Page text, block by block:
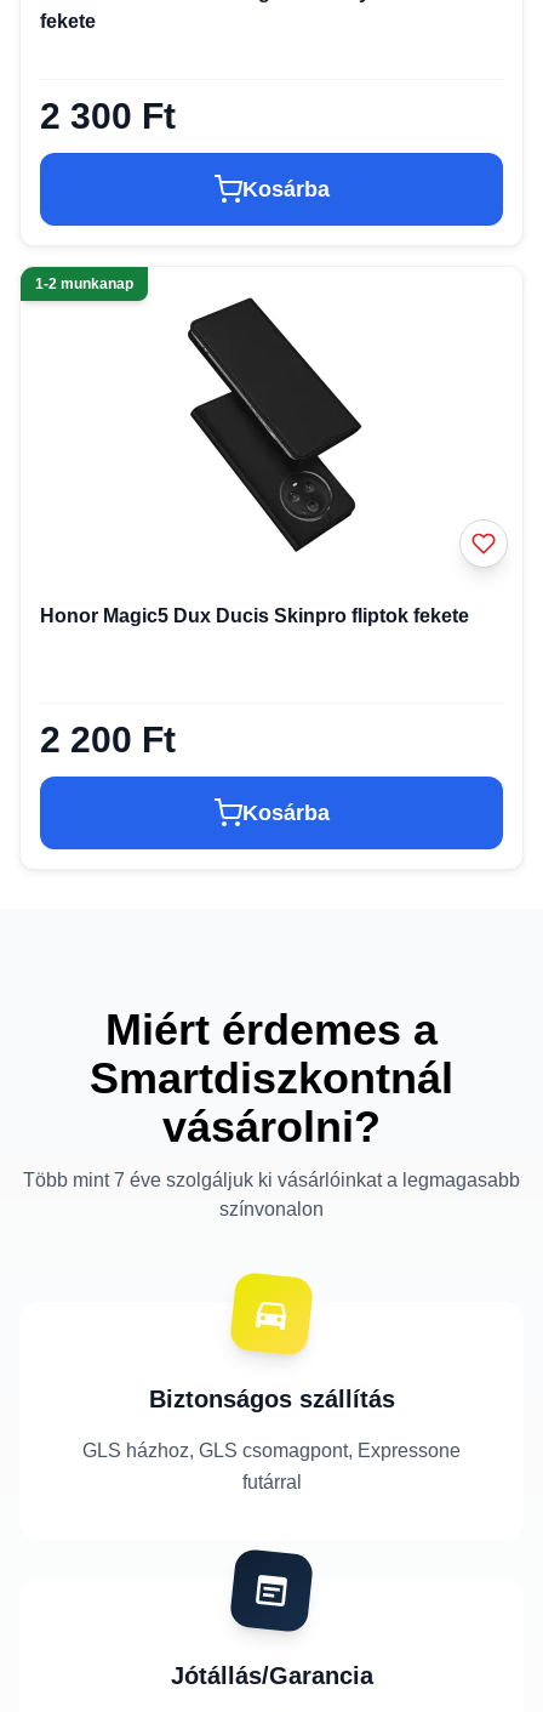
fekete
2 300 Ft
Kosárba
1-2 munkanap
Honor Magic5 Dux Ducis Skinpro fliptok fekete
2 200 Ft
Kosárba
Miért érdemes a
Smartdiszkontnál
vásárolni?
Több mint 7 éve szolgáljuk ki vásárlóinkat a legmagasabb
színvonalon
Biztonságos szállítás
GLS házhoz, GLS csomagpont, Expressone
futárral
Jótállás/Garancia